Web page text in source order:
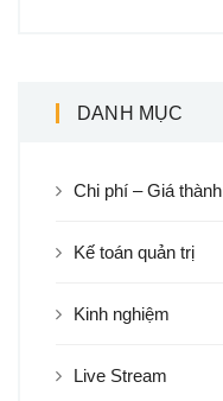
DANH MỤC
Chi phí – Giá thành
Kế toán quản trị
Kinh nghiệm
Live Stream